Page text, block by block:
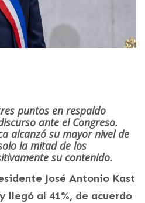
puntos en respaldo
ante el Congreso.
alcanzó su mayor nivel de
la mitad de los
su contenido.
José Antonio Kast
llegó al 41%, de acuerdo